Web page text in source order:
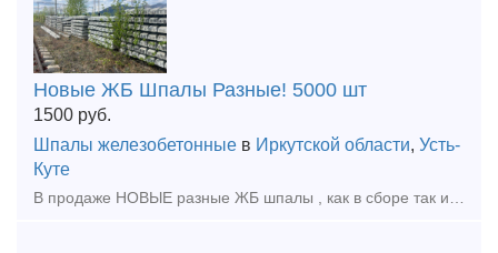
Новые ЖБ Шпалы Разные! 5000 шт
1500 руб.
Шпалы железобетонные в Иркутской области, Усть-
Куте
В продаже НОВЫЕ разные ЖБ шпалы , как в сборе так и нет ! так же имееются рельсошпальные решетки , Шумопоглощающие панели ЖД панели НОВЫЕ! И остальное жд имущество! Самовывоз Иркутская область!